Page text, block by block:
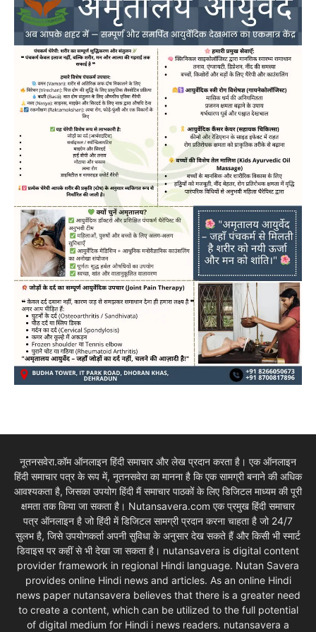
नूतनसवेरा.कॉम ऑनलाइन हिंदी समाचार और लेख प्रदान करता है। एक ऑनलाइन
हिंदी समाचार पत्र के रूप में, नूतनसवेरा का मानना है कि एक सामग्री बनाने की अधिक
आवश्यकता है, जिसका उपयोग हिंदी मैं समाचार पाठकों के लिए डिजिटल माध्यम की पूरी
क्षमता तक किया जा सकता है। Nutansavera.com एक प्रमुख हिंदी समाचार
पत्र ऑनलाइन है जो हिंदी में डिजिटल सामग्री प्रदान करना चाहता है जो 24/7
सुलभ है, जिसे उपयोगकर्ता अपनी सुविधा के अनुसार देख सकते हैं और किसी भी स्मार्ट
डिवाइस पर कहीं से भी देखा जा सकता है। nutansavera is digital content
provider framework in regional Hindi language. Nutan Savera
provides online Hindi news and articles. As an online Hindi
news paper nutansavera believes that there is a greater need
to create a content, which can be utilized to the full potential
of digital medium for Hindi i news readers. nutansavera a